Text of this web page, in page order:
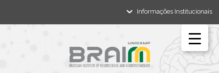
Informações Institucionais